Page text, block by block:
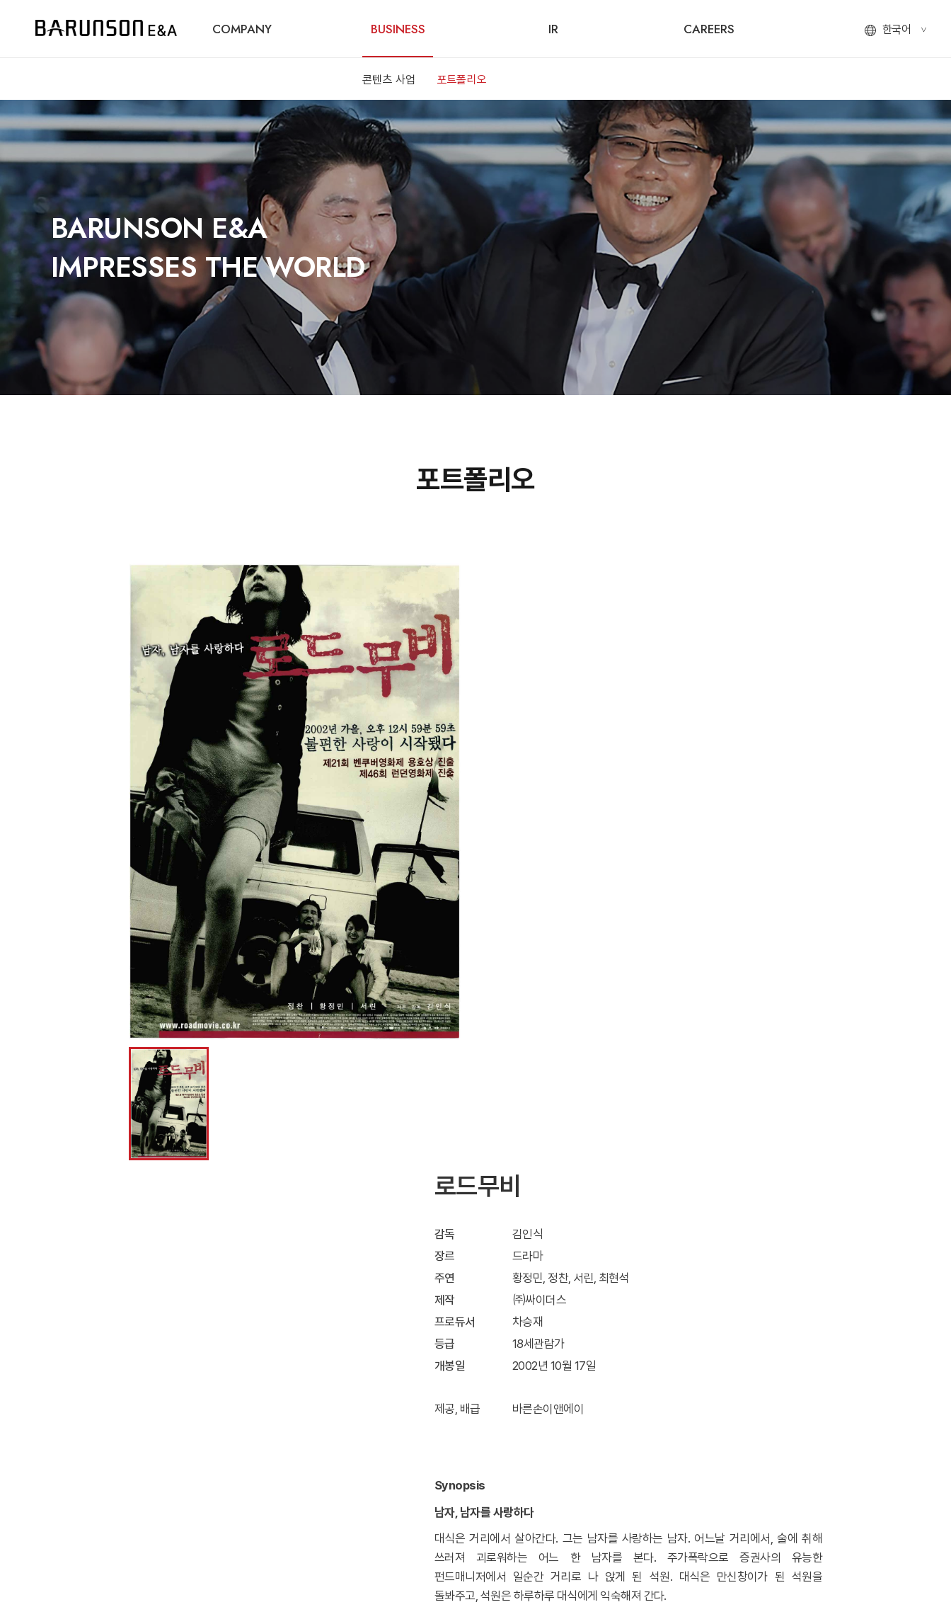
한국어 <
COMPANY BUSINESS
콘텐츠 사업 포트폴리오
IR CAREERS
BARUNSON E&A
IMPRESSES THE WORLD
포트폴리오
로드무비
감독
김인식
장르
드라마
주연
황정민, 정찬, 서린, 최현석
제작
㈜싸이더스
프로듀서
차승재
등급
18세관람가
개봉일
2002년 10월 17일
제공, 배급 바른손이앤에이
Synopsis
남자, 남자를 사랑하다
대식은 거리에서 살아간다. 그는 남자를 사랑하는 남자. 어느날 거리에서 ,술에 취해
쓰러져 괴로워하는 어느 한 남자를 본다. 주가폭락으로 증권사의 유능한
펀드매니저에서 일순간 거리로 나 앉게 된 석원. 대식은 만신창이가 된 석원을
돌봐주고, 석원은 하루하루 대식에게 익숙해져 간다.